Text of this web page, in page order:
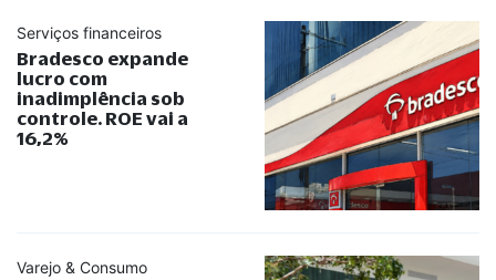
Serviços financeiros
Bradesco expande
lucro com
inadimplência sob
controle. ROE vai a
16,2%
Varejo & Consumo